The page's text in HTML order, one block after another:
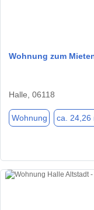
Wohnung zum
Halle, 06118
Wohnung ca. 24,26